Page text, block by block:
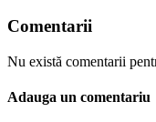
Comentarii
Nu există comentarii
Adauga un comentariu